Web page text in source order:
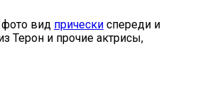
вид прически спереди и
Терон и прочие актрисы,